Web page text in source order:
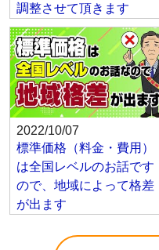
調整させて頂きます
2022/10/07
標準価格（料金・費用）
は全国レベルのお話です
ので、地域によって格差
が出ます